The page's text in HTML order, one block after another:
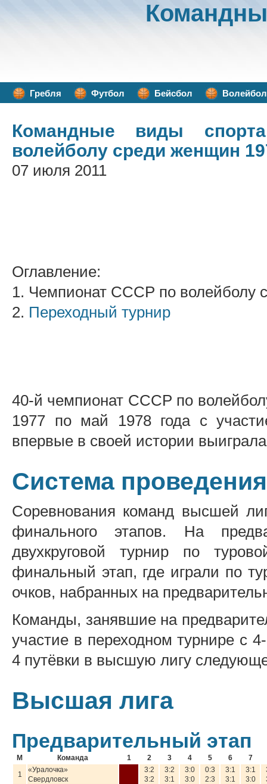
Гребля Футбол Бейсбол Волейбол
Командные виды спорта
волейболу среди женщин
07 июля 2011
Оглавление:
1. Чемпионат СССР по волейболу
2. Переходный турнир
40-й чемпионат СССР по
1977 по май 1978 года с
впервые в своей истории
Система
Соревнования команд высшей
финального этапов. На
двухкруговой турнир по
финальный этап, где играли по
очков, набранных на
Команды, занявшие на
участие в переходном турнире с
4 путёвки в высшую лигу
Высшая лига
Предварительный этап
М Команда 1 2 3 4 5 6
7
1
«Уралочка»
Свердловск
3:2
3:2
3:2
3:1
3:0
3:0
0:3
2:3
3:1
3:1
3:1
3:0